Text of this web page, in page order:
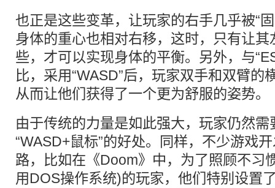
也正是这些变革，让玩家的右手几乎被“
身体的重心也相对右移，这时，只有让
些，才可以实现身体的平衡。另外，与
比，采用“WASD”后，玩家双手和双臂的
从而让他们获得了一个更为舒服的姿势。
由于传统的力量是如此强大，玩家仍然
“WASD+鼠标”的好处。同样，不少游戏
路，比如在《Doom》中，为了照顾不习
用DOS操作系统)的玩家，他们特别设置